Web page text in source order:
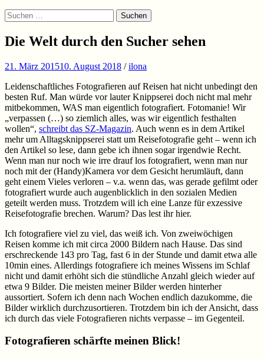
Suchen
Suchen
nach:
Die Welt durch den Sucher sehen
21. März 201510. August 2018 /ilona
Leidenschaftliches Fotografieren auf Reisen hat nicht unbedingt den
besten Ruf. Man würde vor lauter Knippserei doch nicht mal mehr
mitbekommen, WAS man eigentlich fotografiert. Fotomanie! Wir
„verpassen (…) so ziemlich alles, was wir eigentlich festhalten
wollen“, schreibt das SZ-Magazin. Auch wenn es in dem Artikel
mehr um Alltagsknippserei statt um Reisefotografie geht – wenn ich
den Artikel so lese, dann gebe ich ihnen sogar irgendwie Recht.
Wenn man nur noch wie irre drauf los fotografiert, wenn man nur
noch mit der (Handy)Kamera vor dem Gesicht herumläuft, dann
geht einem Vieles verloren – v.a. wenn das, was gerade gefilmt oder
fotografiert wurde auch augenblicklich in den sozialen Medien
geteilt werden muss. Trotzdem will ich eine Lanze für exzessive
Reisefotografie brechen. Warum? Das lest ihr hier.
Ich fotografiere viel zu viel, das weiß ich. Von zweiwöchigen
Reisen komme ich mit circa 2000 Bildern nach Hause. Das sind
erschreckende 143 pro Tag, fast 6 in der Stunde und damit etwa alle
10min eines. Allerdings fotografiere ich meines Wissens im Schlaf
nicht und damit erhöht sich die stündliche Anzahl gleich wieder auf
etwa 9 Bilder. Die meisten meiner Bilder werden hinterher
aussortiert. Sofern ich denn nach Wochen endlich dazukomme, die
Bilder wirklich durchzusortieren. Trotzdem bin ich der Ansicht, dass
ich durch das viele Fotografieren nichts verpasse – im Gegenteil.
Fotografieren schärfte meinen Blick!